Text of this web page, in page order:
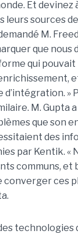
Et devinez
leurs sources
M.
que nous
qui pouvait
d’intégration. »
M. Gupta
que son
des
par Kentik. «
communs, et
converger ces
technologies